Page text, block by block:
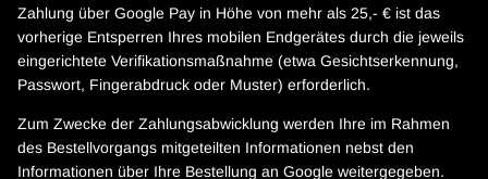
Zahlung über Google Pay in Höhe von mehr als 25,- € ist das
vorherige Entsperren Ihres mobilen Endgerätes durch die jeweils
eingerichtete Verifikationsmaßnahme (etwa Gesichtserkennung,
Passwort, Fingerabdruck oder Muster) erforderlich.
Zum Zwecke der Zahlungsabwicklung werden Ihre im Rahmen
des Bestellvorgangs mitgeteilten Informationen nebst den
Informationen über Ihre Bestellung an Google weitergegeben.